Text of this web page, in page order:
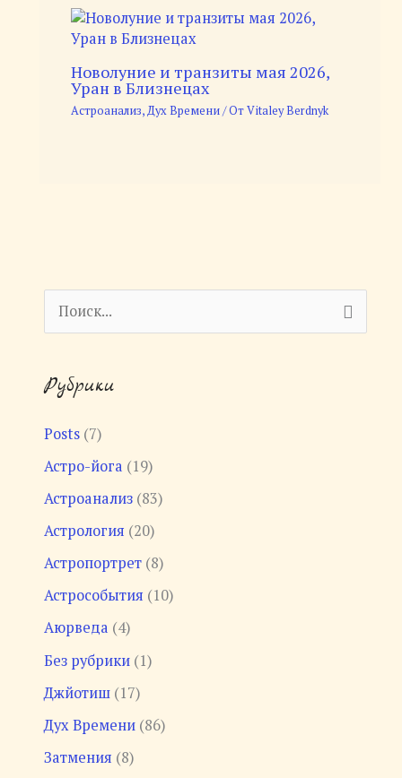
Новолуние и транзиты мая 2026,
Уран в Близнецах
Астроанализ,Дух Времени/ ОтVitaley Berdnyk
и
к
Рубрики
Posts(7)
Астро-йога (19)
Астроанализ(83)
Астрология (20)
Астропортрет(8)
Астрособытия (10)
Аюрведа (4)
Без рубрики(1)
Джйотиш(17)
Дух Времени(86)
Затмения (8)